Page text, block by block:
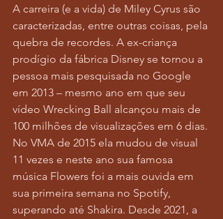
A carreira (e a vida) de Miley Cyrus são
caracterizadas, entre outras coisas, pela
quebra de recordes. A ex-criança
prodígio da fábrica Disney se tornou a
pessoa mais pesquisada no Google
em 2013 – mesmo ano em que seu
vídeo Wrecking Ball alcançou mais de
100 milhões de visualizações em 6 dias.
No VMA de 2015 ela mudou de visual
11 vezes e neste ano sua famosa
música Flowers foi a mais ouvida em
sua primeira semana no Spotify,
superando até Shakira. Desde 2021, a